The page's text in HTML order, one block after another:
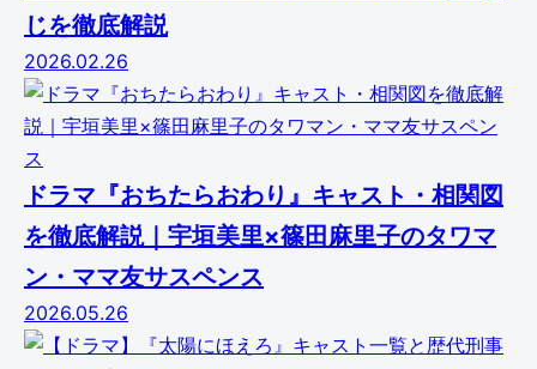
じを徹底解説
2026.02.26
ドラマ『おちたらおわり』キャスト・相関図
を徹底解説｜宇垣美里×篠田麻里子のタワマ
ン・ママ友サスペンス
2026.05.26